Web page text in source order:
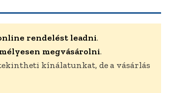
rendelést leadni.
megvásárolni.
kínálatunkat, de a vásárlás